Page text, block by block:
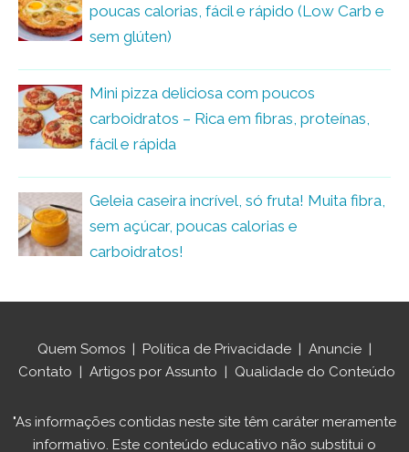
poucas calorias, fácil e rápido (Low Carb e
sem glúten)
Mini pizza deliciosa com poucos
carboidratos – Rica em fibras, proteínas,
fácil e rápida
Geleia caseira incrível, só fruta! Muita fibra,
sem açúcar, poucas calorias e
carboidratos!
Quem Somos | Política de Privacidade | Anuncie |
Contato | Artigos por Assunto | Qualidade do Conteúdo
"As informações contidas neste site têm caráter meramente
informativo. Este conteúdo educativo não substitui o